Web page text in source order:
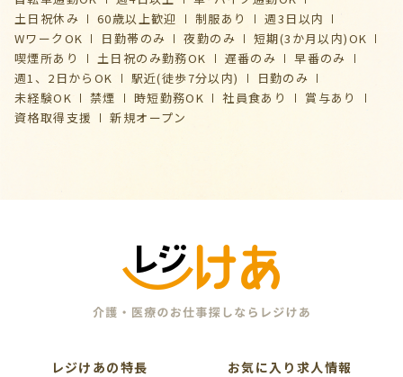
土日祝休み
60歳以上歓迎 制服あり
週3日以内
WワークOK
日勤帯のみ 夜勤のみ
短期(3か月以内)OK
喫煙所あり
土日祝のみ勤務OK 遅番のみ
早番のみ
週1、2日からOK
駅近(徒歩7分以内)
日勤のみ
未経験OK
禁煙 時短勤務OK 社員食あり
賞与あり
資格取得支援
新規オープン
レジけあの特長 お気に入り求人情報